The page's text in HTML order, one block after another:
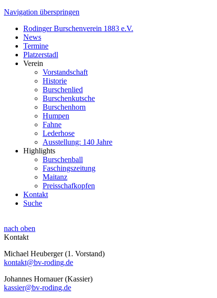
Navigation überspringen
Rodinger Burschenverein 1883 e.V.
News
Termine
Platzerstadl
Verein
Vorstandschaft
Historie
Burschenlied
Burschenkutsche
Burschenhorn
Humpen
Fahne
Lederhose
Ausstellung: 140 Jahre
Highlights
Burschenball
Faschingszeitung
Maitanz
Preisschafkopfen
Kontakt
Suche
nach oben
Kontakt
Michael Heuberger (1. Vorstand)
kontakt@bv-roding.de
Johannes Hornauer (Kassier)
kassier@bv-roding.de